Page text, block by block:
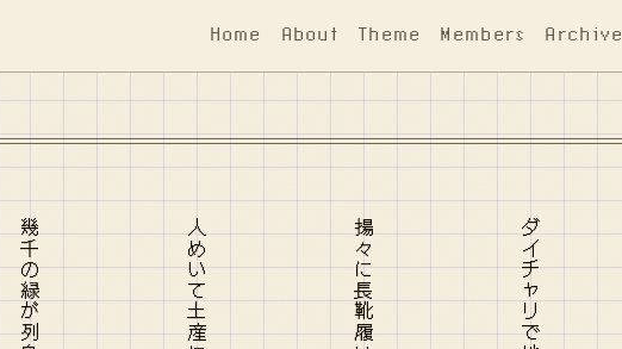
Home About Theme Members Archive